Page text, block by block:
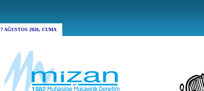
7 AĞUSTOS 2026, CUMA